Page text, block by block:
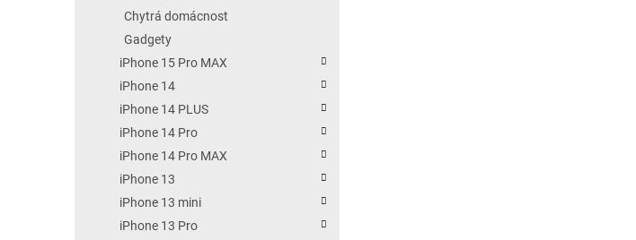
Chytrá domácnost
Gadgety
iPhone 15 Pro MAX
iPhone 14
iPhone 14 PLUS
iPhone 14 Pro
iPhone 14 Pro MAX
iPhone 13
iPhone 13 mini
iPhone 13 Pro